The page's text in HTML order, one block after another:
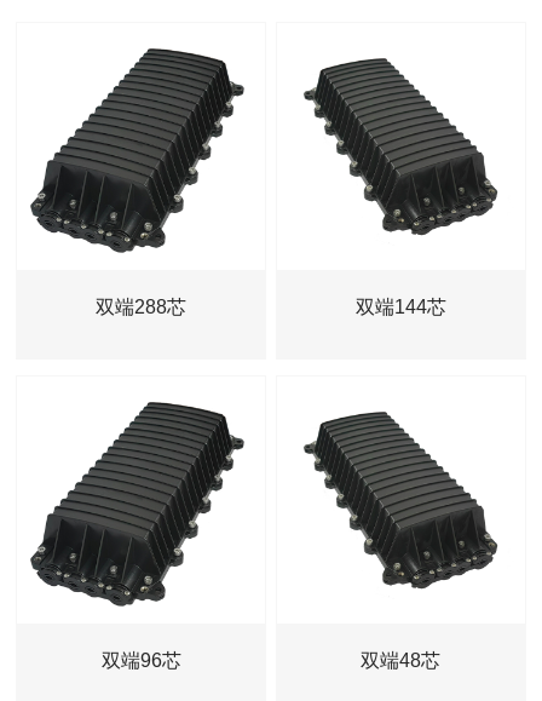
联系方式/
双端288芯 双端144芯
双端96芯 双端48芯